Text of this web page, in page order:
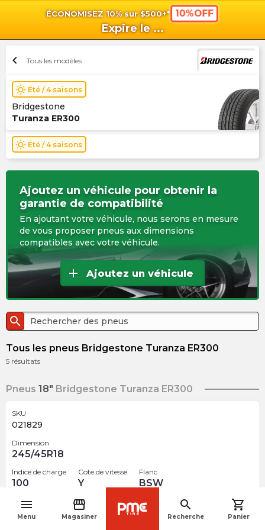
ÉCONOMISEZ 10% sur $500+* 10%OFF
Expire le ...
menu
Menu
storefront
Magasiner
search
Recherche
shopping_cart
Panier
chevron_left Tous les modèles
wb_sunny Été / 4 saisons
Bridgestone
Turanza ER300
wb_sunny Été / 4 saisons
Ajoutez un véhicule pour obtenir la
garantie de compatibilité
En ajoutant votre véhicule, nous serons en mesure
de vous proposer pneus aux dimensions
compatibles avec votre véhicule.
add Ajoutez un véhicule
search
Tous les pneus Bridgestone Turanza ER300
5 résultats
Pneus 18" Bridgestone Turanza ER300
SKU
021829
Dimension
245/45R18
Indice de charge
100
Cote de vitesse
Y
Flanc
BSW
372.48
Rupture de stock
arrow_forward
navigate_before